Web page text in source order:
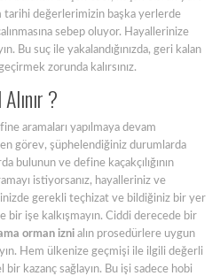
tarihi değerlerimizin başka yerlerde
sebep oluyor. Hayallerinize
Bu suç ile yakalandığınızda, geri kalan
zorunda kalırsınız.
?
aramaları yapılmaya devam
görev, şüphelendiğiniz durumlarda
bulunun ve define kaçakçılığının
istiyorsanız, hayalleriniz ve
gerekli teçhizat ve bildiğiniz bir yer
bir işe kalkışmayın. Ciddi derecede bir
orman izni alın prosedürlere uygun
Hem ülkenize geçmişi ile ilgili değerli
bir kazanç sağlayın. Bu işi sadece hobi